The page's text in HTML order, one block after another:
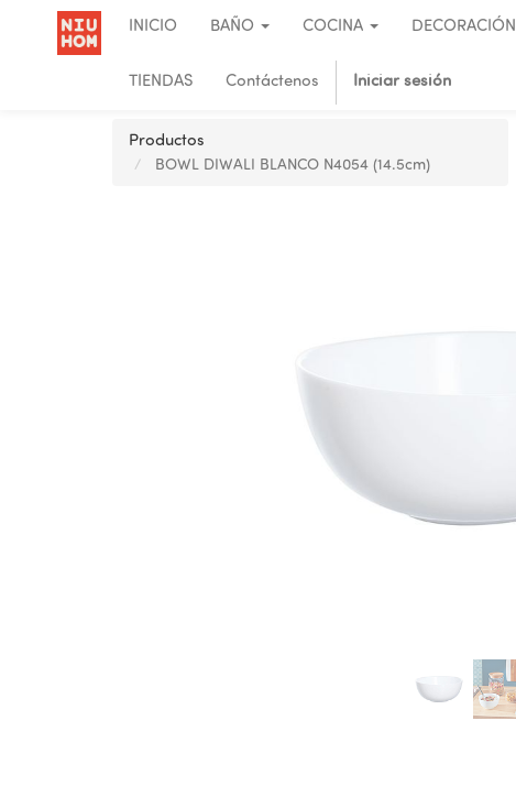
INICIO BAÑO COCINA DECORACIÓN
TIENDAS Contáctenos Iniciar sesión
Productos
BOWL DIWALI BLANCO N4054 (14.5cm)